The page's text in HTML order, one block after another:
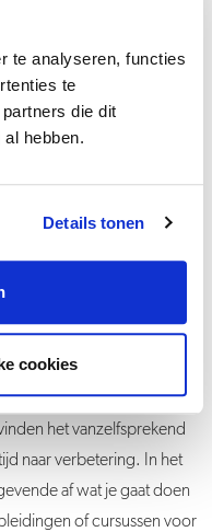
te analyseren, functies
te
die dit
hebben.
Details tonen
cookies
je?
kernen en een stad en
potentie is. Hierdoor
krijgt veel vrijheid om
het vanzelfsprekend
naar verbetering. In het
af wat je gaat doen
of cursussen voor